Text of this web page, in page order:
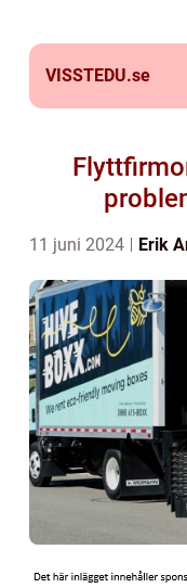
VISSTEDU.se
11 juni 2024 Erik